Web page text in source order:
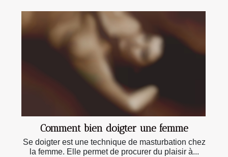
Comment bien doigter une femme
Se doigter est une technique de masturbation chez
la femme. Elle permet de procurer du plaisir à...